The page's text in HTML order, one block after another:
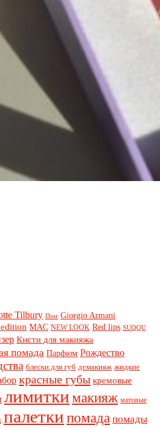
Tilbury Dior Giorgio Armani
MAC NEW LOOK Red lips SUQQU
Кисти для макияжа
помада Парфюм Рождество
блески для губ демакияж жидкие
красные губы кремовые
лимиткимакияж матовые
палеткипомада помады